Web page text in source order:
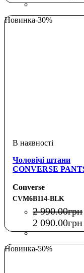
Новинка-30%
Чоловічі штани
CONVERSE
Converse
CVM6B114-BLK
2 990.00грн
2 090.00грн
Новинка-50%